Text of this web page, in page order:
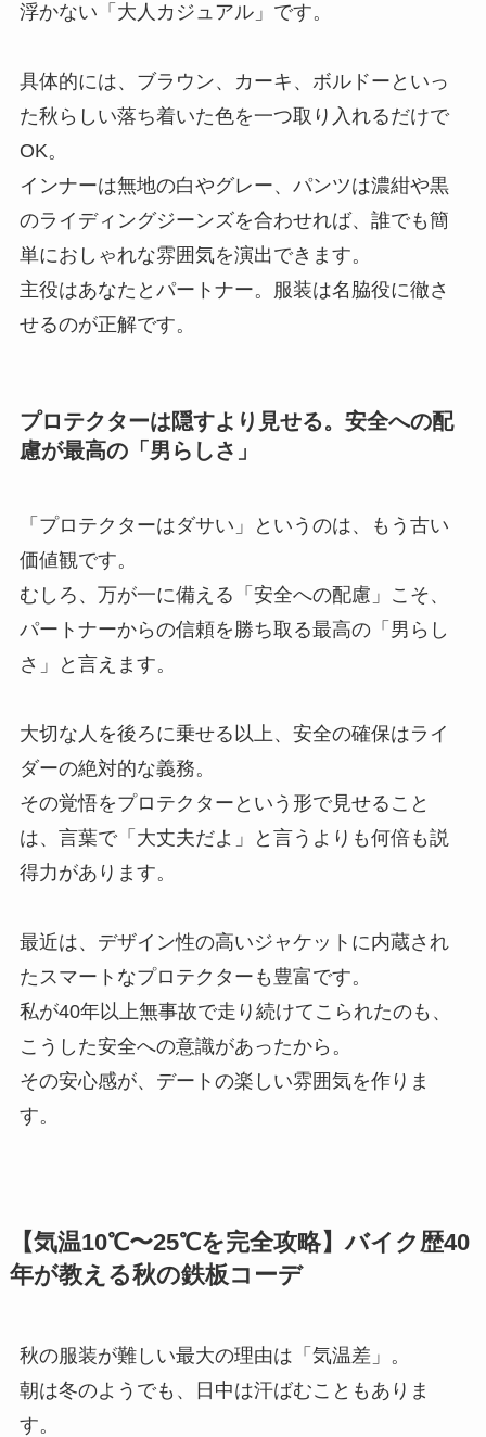
浮かない「大人カジュアル」です。
具体的には、ブラウン、カーキ、ボルドーといっ
た秋らしい落ち着いた色を一つ取り入れるだけで
OK。
インナーは無地の白やグレー、パンツは濃紺や黒
のライディングジーンズを合わせれば、誰でも簡
単におしゃれな雰囲気を演出できます。
主役はあなたとパートナー。服装は名脇役に徹さ
せるのが正解です。
プロテクターは隠すより見せる。安全への配
慮が最高の「男らしさ」
「プロテクターはダサい」というのは、もう古い
価値観です。
むしろ、万が一に備える「安全への配慮」こそ、
パートナーからの信頼を勝ち取る最高の「男らし
さ」と言えます。
大切な人を後ろに乗せる以上、安全の確保はライ
ダーの絶対的な義務。
その覚悟をプロテクターという形で見せること
は、言葉で「大丈夫だよ」と言うよりも何倍も説
得力があります。
最近は、デザイン性の高いジャケットに内蔵され
たスマートなプロテクターも豊富です。
私が40年以上無事故で走り続けてこられたのも、
こうした安全への意識があったから。
その安心感が、デートの楽しい雰囲気を作りま
す。
【気温10℃〜25℃を完全攻略】バイク歴40
年が教える秋の鉄板コーデ
秋の服装が難しい最大の理由は「気温差」。
朝は冬のようでも、日中は汗ばむこともありま
す。